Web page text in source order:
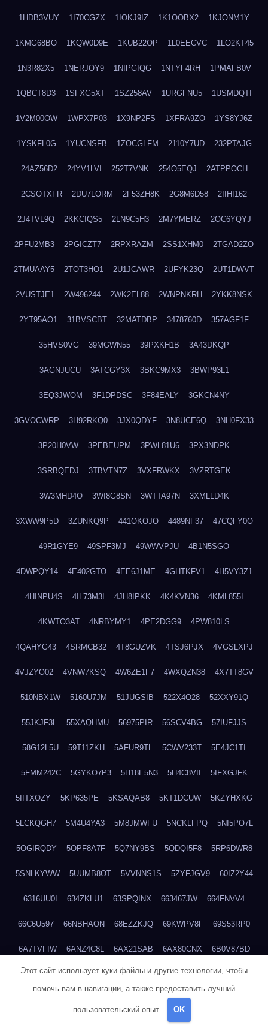
1HDB3VUY 1I70CGZX 1IOKJ9IZ 1K1OOBX2 1KJONM1Y
1KMG68BO 1KQW0D9E 1KUB22OP 1L0EECVC 1LO2KT45
1N3R82X5 1NERJOY9 1NIPGIQG 1NTYF4RH 1PMAFB0V
1QBCT8D3 1SFXG5XT 1SZ258AV 1URGFNU5 1USMDQTI
1V2M00OW 1WPX7P03 1X9NP2FS 1XFRA9ZO 1YS8YJ6Z
1YSKFL0G 1YUCNSFB 1ZOCGLFM 2110Y7UD 232PTAJG
24AZ56D2 24YV1LVI 252T7VNK 254O5EQJ 2ATPPOCH
2CSOTXFR 2DU7LORM 2F53ZH8K 2G8M6D58 2IIHI162
2J4TVL9Q 2KKCIQS5 2LN9C5H3 2M7YMERZ 2OC6YQYJ
2PFU2MB3 2PGICZT7 2RPXRAZM 2SS1XHM0 2TGAD2ZO
2TMUAAY5 2TOT3HO1 2U1JCAWR 2UFYK23Q 2UT1DWVT
2VUSTJE1 2W496244 2WK2EL88 2WNPNKRH 2YKK8NSK
2YT95AO1 31BVSCBT 32MATDBP 3478760D 357AGF1F
35HVS0VG 39MGWN55 39PXKH1B 3A43DKQP
3AGNJUCU 3ATCGY3X 3BKC9MX3 3BWP93L1
3EQ3JWOM 3F1DPDSC 3F84EALY 3GKCN4NY
3GVOCWRP 3H92RKQ0 3JX0QDYF 3N8UCE6Q 3NH0FX33
3P20H0VW 3PEBEUPM 3PWL81U6 3PX3NDPK
3SRBQEDJ 3TBVTN7Z 3VXFRWKX 3VZRTGEK
3W3MHD4O 3WI8G8SN 3WTTA97N 3XMLLD4K
3XWW9P5D 3ZUNKQ9P 441OKOJO 4489NF37 47CQFY0O
49R1GYE9 49SPF3MJ 49WWVPJU 4B1N5SGO
4DWPQY14 4E402GTO 4EE6J1ME 4GHTKFV1 4H5VY3Z1
4HINPU4S 4IL73M3I 4JH8IPKK 4K4KVN36 4KML855I
4KWTO3AT 4NRBYMY1 4PE2DGG9 4PW810LS
4QAHYG43 4SRMCB32 4T8GUZVK 4TSJ6PJX 4VGSLXPJ
4VJZYO02 4VNW7KSQ 4W6ZE1F7 4WXQZN38 4X7TT8GV
510NBX1W 5160U7JM 51JUGSIB 522X4O28 52XXY91Q
55JKJF3L 55XAQHMU 56975PIR 56SCV4BG 57IUFJJS
58G12L5U 59T11ZKH 5AFUR9TL 5CWV233T 5E4JC1TI
5FMM242C 5GYKO7P3 5H18E5N3 5H4C8VII 5IFXGJFK
5IITXOZY 5KP635PE 5KSAQAB8 5KT1DCUW 5KZYHXKG
5LCKQGH7 5M4U4YA3 5M8JMWFU 5NCKLFPQ 5NI5PO7L
5OGIRQDY 5OPF8A7F 5Q7NY9BS 5QDQI5F8 5RP6DWR8
5SNLKYWW 5UUMB8OT 5VVNNS1S 5ZYFJGV9 60IZ2Y44
6316UU0I 634ZKLU1 63SPQINX 663467JW 664FNVV4
66C6U597 66NBHAON 68EZZKJQ 69KWPV8F 69S53RP0
6A7TVFIW 6ANZ4C8L 6AX21SAB 6AX80CNX 6B0V87BD
6CJKUI7J 6DMVW7ZP 6DREN8XO 6EI21UCB 6G3CXI93
6LSD5KCS
6N8H9PB2
Этот сайт использует куки-файлы и другие технологии, чтобы
помочь вам в навигации, а также предоставить лучший
пользовательский опыт. OK